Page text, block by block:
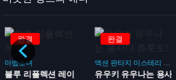
완결
액션 판타지 학원 마법소녀 백합 멘붕
유우키 유우나는 용사다 츄룻...
방영중
마법소녀 변신 아동물 추리
명탐정 프리큐어